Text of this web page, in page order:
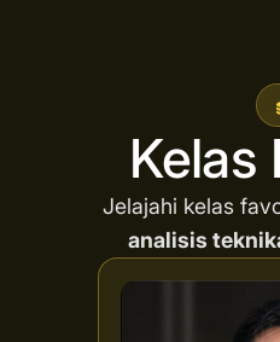
Kelas
Jelajahi kelas
analisis